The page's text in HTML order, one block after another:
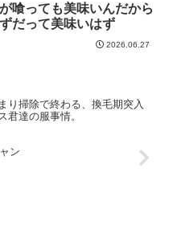
喰っても美味いんだから
だって美味いはず
2026.06.27
り掃除で終わる、換毛期突入
君達の服事情。
ン